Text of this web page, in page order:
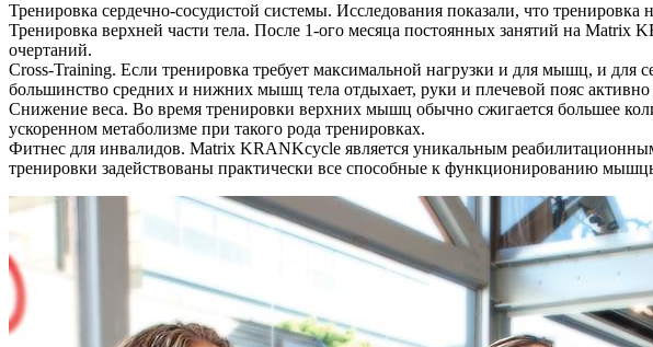
Тренировка сердечно-сосудистой системы. Исследования показали, что
Тренировка верхней части тела. После 1-ого месяца постоянных занятий на
очертаний.
Cross-Training. Если тренировка требует максимальной нагрузки и для мышц, и
большинство средних и нижних мышц тела отдыхает, руки и плечевой пояс
Снижение веса. Во время тренировки верхних мышц обычно сжигается большее
ускоренном метаболизме при такого рода тренировках.
Фитнес для инвалидов. Matrix KRANKcycle является уникальным
тренировки задействованы практически все способные к функционированию